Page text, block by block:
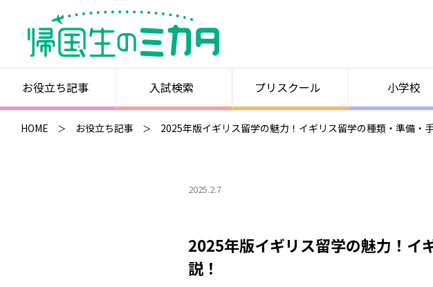
お役立ち記事 入試検索 プリスクール 小学校
HOME お役立ち記事 2025年版イギリス留学の魅力！イギリス留学の種類・準備・
2025.2.7
2025年版イギリス留学の魅力！イ
説！